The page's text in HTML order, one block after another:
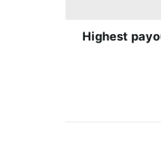
Highest